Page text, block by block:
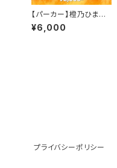
【パーカー】橙乃ひまわ
り 生誕
¥6,000
プライバシーポリシー